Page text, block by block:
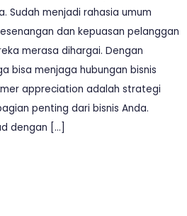
Sudah menjadi rahasia umum
dan kepuasan pelanggan
merasa dihargai. Dengan
bisa menjaga hubungan bisnis
appreciation adalah strategi
penting dari bisnis Anda.
dengan […]